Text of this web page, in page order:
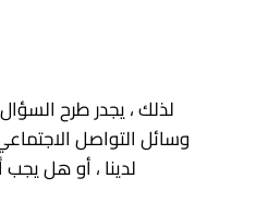
لذلك ، يجدر طرح
وسائل التواصل
لدينا ، أو هل